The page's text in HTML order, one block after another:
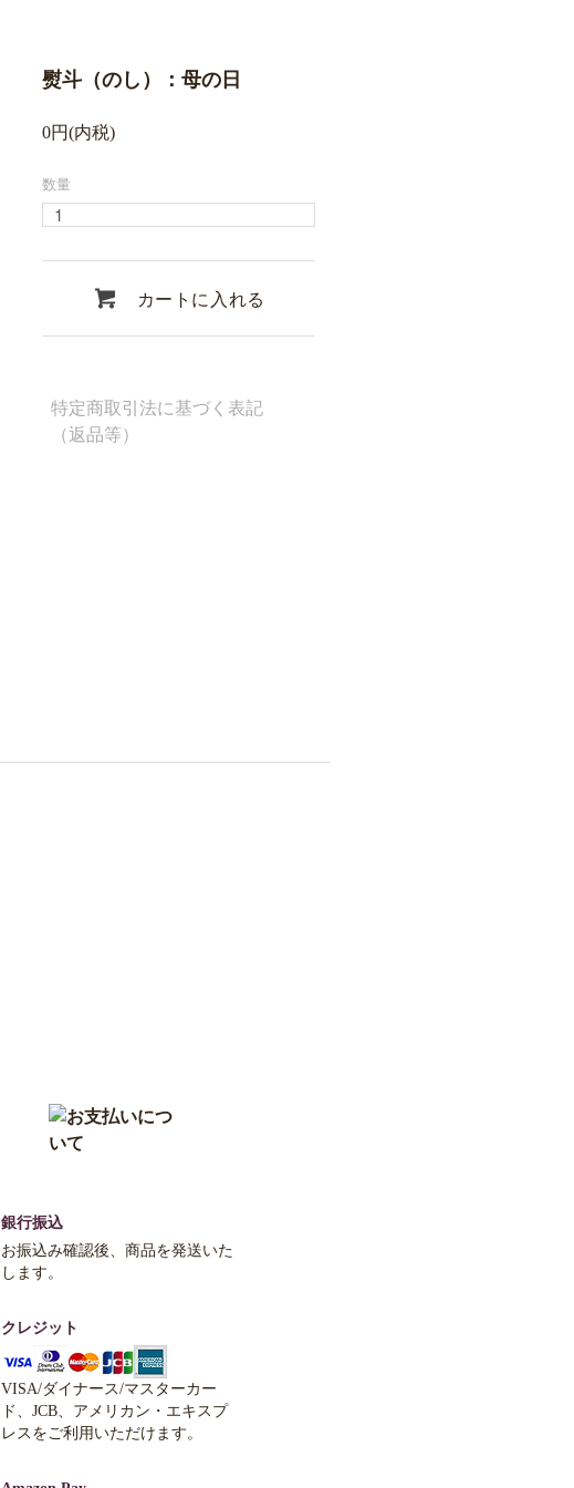
熨斗（のし）：母の日
0円(内税)
数量
カートに入れる
特定商取引法に基づく表記
（返品等）
銀行振込
お振込み確認後、商品を発送いた
します。
クレジット
VISA/ダイナース/マスターカー
ド、JCB、アメリカン・エキスプ
レスをご利用いただけます。